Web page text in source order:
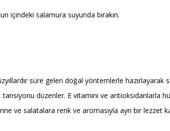
içindeki salamura suyunda bırakın.
süre gelen doğal yöntemlerle hazırlayarak
tansiyonu düzenler. E vitamini ve antioksidanlarla
ve salatalara renk ve aromasıyla ayrı bir lezzet